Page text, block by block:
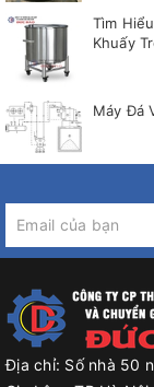
Tìm
Khuấy
Máy Đá
Địa chỉ: Số nhà 50